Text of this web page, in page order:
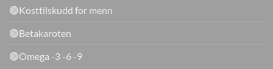
🟢Kosttilskudd for menn
🟢Betakaroten
🟢Omega -3 -6 -9